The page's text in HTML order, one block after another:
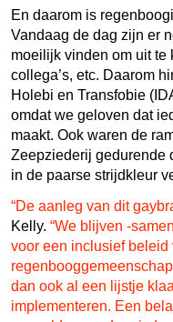
En daarom is
Vandaag de dag zijn er
moeilijk vinden om uit te
collega’s, etc. Daarom
Holebi en Transfobie
omdat we geloven dat
maakt. Ook waren de
Zeepziederij gedurende
in de paarse strijdkleur
“De aanleg van dit
Kelly. “We blijven -
voor een inclusief beleid
dan ook al een lijstje
implementeren. Een